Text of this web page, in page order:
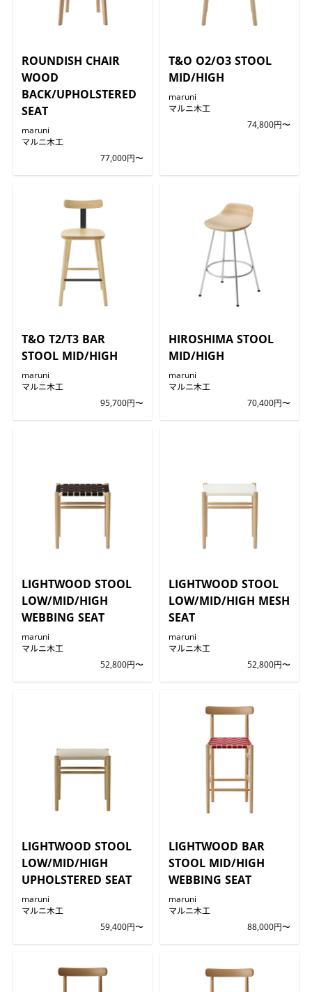
ROUNDISH CHAIR
WOOD
BACK/UPHOLSTERED
SEAT
maruni
マルニ木工
77,000円〜
T&O O2/O3 STOOL
MID/HIGH
maruni
マルニ木工
74,800円〜
T&O T2/T3 BAR
STOOL MID/HIGH
maruni
マルニ木工
95,700円〜
HIROSHIMA STOOL
MID/HIGH
maruni
マルニ木工
70,400円〜
LIGHTWOOD STOOL
LOW/MID/HIGH
WEBBING SEAT
maruni
マルニ木工
52,800円〜
LIGHTWOOD STOOL
LOW/MID/HIGH MESH
SEAT
maruni
マルニ木工
52,800円〜
LIGHTWOOD STOOL
LOW/MID/HIGH
UPHOLSTERED SEAT
maruni
マルニ木工
59,400円〜
LIGHTWOOD BAR
STOOL MID/HIGH
WEBBING SEAT
maruni
マルニ木工
88,000円〜